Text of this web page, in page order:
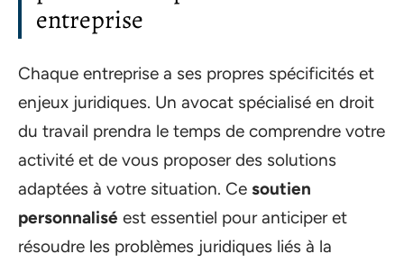
entreprise
Chaque entreprise a ses propres spécificités et
enjeux juridiques. Un avocat spécialisé en droit
du travail prendra le temps de comprendre votre
activité et de vous proposer des solutions
adaptées à votre situation. Ce soutien
personnalisé est essentiel pour anticiper et
résoudre les problèmes juridiques liés à la